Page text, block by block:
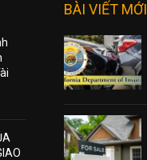
BÀI VIẾT